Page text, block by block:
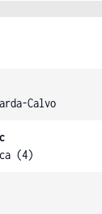
Calvo
(4)